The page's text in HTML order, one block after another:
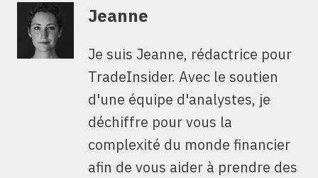
Jeanne
Je suis Jeanne, rédactrice pour
TradeInsider. Avec le soutien
d'une équipe d'analystes, je
déchiffre pour vous la
complexité du monde financier
afin de vous aider à prendre des